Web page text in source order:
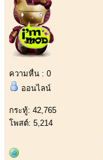
ความหื่น : 0
ออนไลน์
กระทู้: 42,765
โพสต์: 5,214